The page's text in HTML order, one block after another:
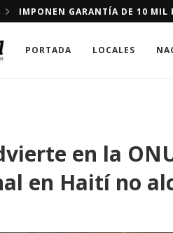
DOMINICANOS A LOS QUE SE
PORTADA LOCALES
en la
en Haití no